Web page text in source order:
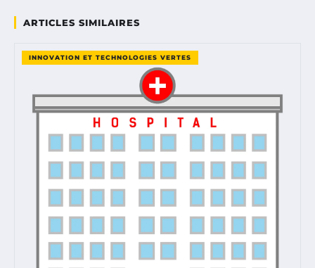
ARTICLES SIMILAIRES
INNOVATION ET TECHNOLOGIES VERTES